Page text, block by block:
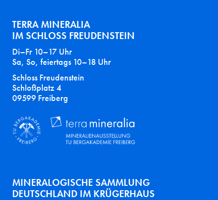
TERRA MINERALIA
IM SCHLOSS FREUDENSTEIN
Di–Fr 10–17 Uhr
Sa, So, feiertags 10–18 Uhr
Schloss Freudenstein
Schloßplatz 4
09599 Freiberg
MINERALOGISCHE SAMMLUNG
DEUTSCHLAND IM KRÜGERHAUS